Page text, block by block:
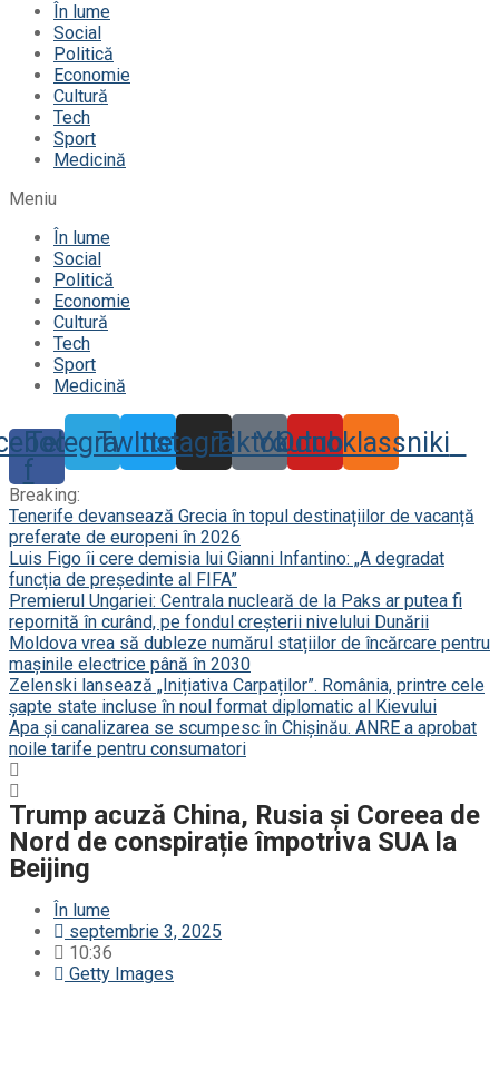
În lume
Social
Politică
Economie
Cultură
Tech
Sport
Medicină
Meniu
În lume
Social
Politică
Economie
Cultură
Tech
Sport
Medicină
f
TelegramTwitter
Instagram
TiktokYoutube
Odnoklassniki
Breaking:
Tenerife devansează Grecia în topul destinațiilor de vacanță
preferate de europeni în 2026
Luis Figo îi cere demisia lui Gianni Infantino: „A degradat
funcția de președinte al FIFA”
Premierul Ungariei: Centrala nucleară de la Paks ar putea fi
repornită în curând, pe fondul creșterii nivelului Dunării
Moldova vrea să dubleze numărul stațiilor de încărcare pentru
mașinile electrice până în 2030
Zelenski lansează „Inițiativa Carpaților”. România, printre cele
șapte state incluse în noul format diplomatic al Kievului
Apa și canalizarea se scumpesc în Chișinău. ANRE a aprobat
noile tarife pentru consumatori
Trump acuză China, Rusia și Coreea de
Nord de conspirație împotriva SUA la
Beijing
În lume
septembrie 3, 2025
10:36
Getty Images